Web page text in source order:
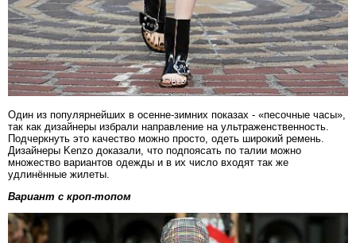
Один из популярнейших в осенне-зимних показах - «песочные часы»,
так как дизайнеры избрали направление на ультраженственность.
Подчеркнуть это качество можно просто, одеть широкий ремень.
Дизайнеры Kenzo доказали, что подпоясать по талии можно
множество вариантов одежды и в их число входят так же
удлинённые жилеты.
Вариант с кроп-топом